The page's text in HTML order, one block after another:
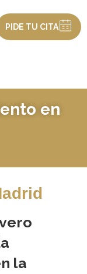
PIDE TU CITA
en
la